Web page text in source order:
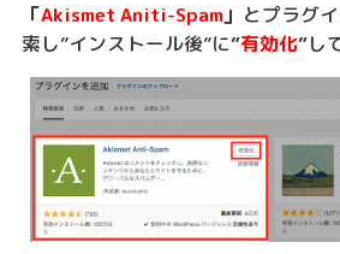
「Akismet Aniti-Spam」 とプラグ
索し”インストール後”に”有効化”し